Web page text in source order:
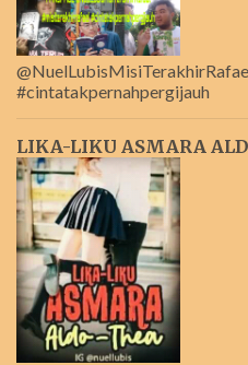
#cintatakpernahpergijauh
LIKA-LIKU ASMARA